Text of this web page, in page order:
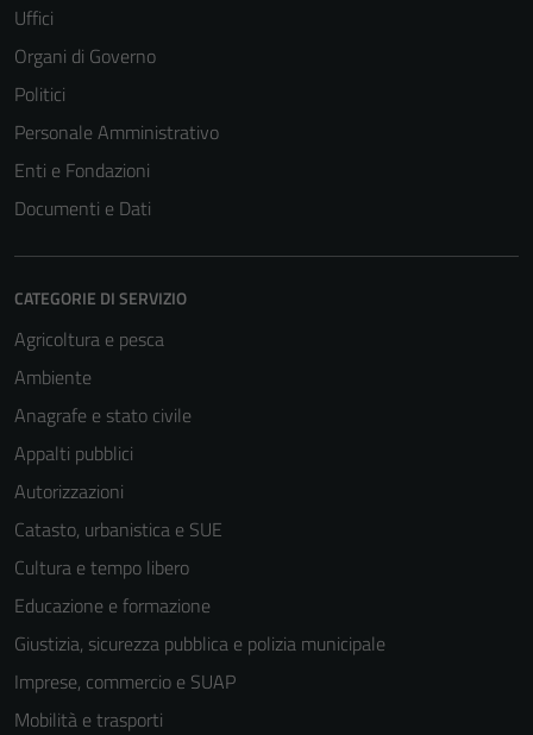
Uffici
Organi di Governo
Politici
Personale Amministrativo
Enti e Fondazioni
Documenti e Dati
CATEGORIE DI SERVIZIO
Agricoltura e pesca
Ambiente
Anagrafe e stato civile
Appalti pubblici
Autorizzazioni
Catasto, urbanistica e SUE
Cultura e tempo libero
Educazione e formazione
Giustizia, sicurezza pubblica e polizia municipale
Imprese, commercio e SUAP
Mobilità e trasporti